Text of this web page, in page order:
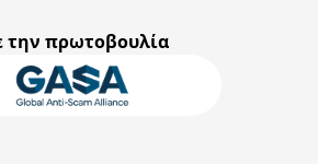
την πρωτοβουλία